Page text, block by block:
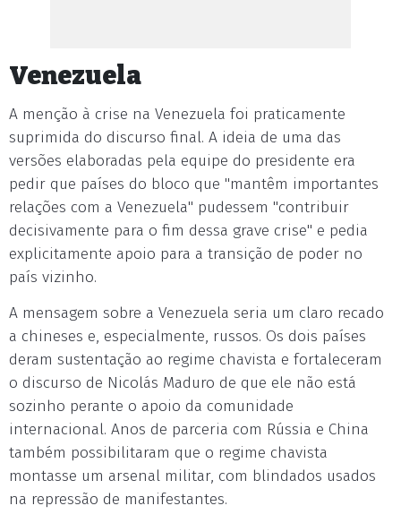
Venezuela
A menção à crise na Venezuela foi praticamente
suprimida do discurso final. A ideia de uma das
versões elaboradas pela equipe do presidente era
pedir que países do bloco que "mantêm importantes
relações com a Venezuela" pudessem "contribuir
decisivamente para o fim dessa grave crise" e pedia
explicitamente apoio para a transição de poder no
país vizinho.
A mensagem sobre a Venezuela seria um claro recado
a chineses e, especialmente, russos. Os dois países
deram sustentação ao regime chavista e fortaleceram
o discurso de Nicolás Maduro de que ele não está
sozinho perante o apoio da comunidade
internacional. Anos de parceria com Rússia e China
também possibilitaram que o regime chavista
montasse um arsenal militar, com blindados usados
na repressão de manifestantes.